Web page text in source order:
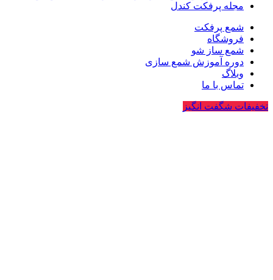
مجله پرفکت کندل
شمع پرفکت
فروشگاه
شمع ساز شو
دوره آموزش شمع سازی
وبلاگ
تماس با ما
تخفیفات شگفت انگیز